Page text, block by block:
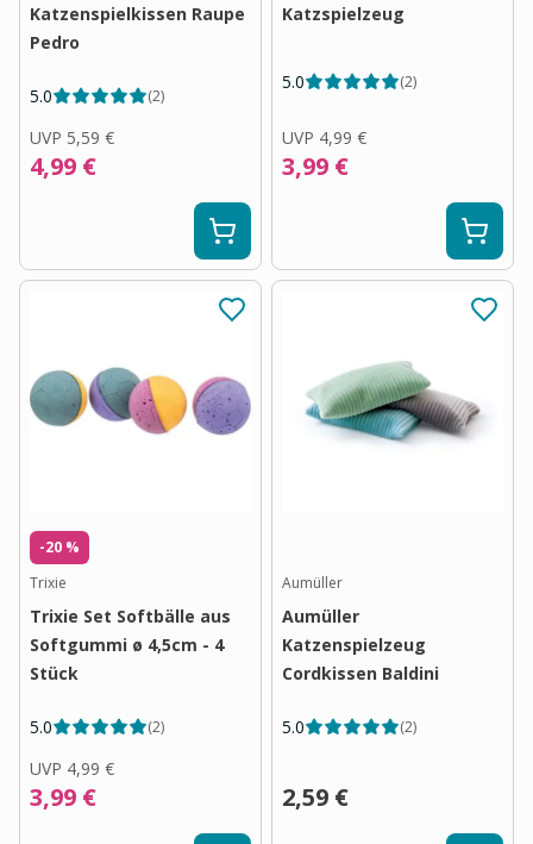
Katzenspielkissen Raupe
Pedro
5.0 (2)
UVP 5,59 €
4,99 €
Katzspielzeug
5.0 (2)
UVP 4,99 €
3,99 €
-20 %
Trixie
Trixie Set Softbälle aus
Softgummi ø 4,5cm - 4
Stück
5.0 (2)
UVP 4,99 €
3,99 €
Aumüller
Aumüller
Katzenspielzeug
Cordkissen Baldini
5.0 (2)
2,59 €